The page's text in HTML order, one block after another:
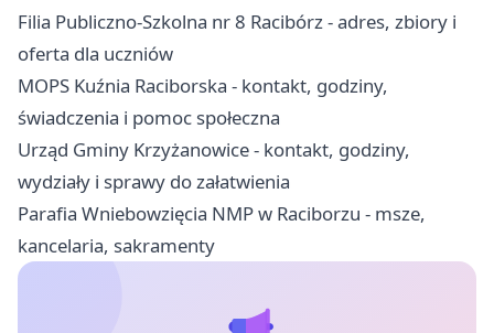
Filia Publiczno-Szkolna nr 8 Racibórz - adres, zbiory i
oferta dla uczniów
MOPS Kuźnia Raciborska - kontakt, godziny,
świadczenia i pomoc społeczna
Urząd Gminy Krzyżanowice - kontakt, godziny,
wydziały i sprawy do załatwienia
Parafia Wniebowzięcia NMP w Raciborzu - msze,
kancelaria, sakramenty